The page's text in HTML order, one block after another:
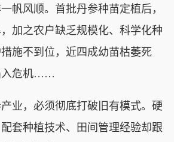
风顺。首批丹参种苗定植后，
加之农户缺乏规模化、科学化种
施不到位，近四成幼苗枯萎死
入危机……
，必须彻底打破旧有模式。硬
套种植技术、田间管理经验却跟